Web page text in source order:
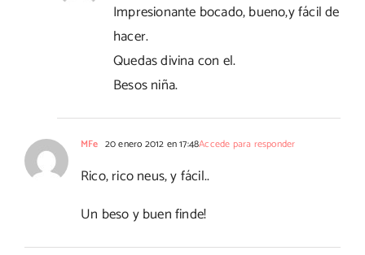
Impresionante bocado, bueno,y fácil de
hacer.
Quedas divina con el.
Besos niña.
MFe 20 enero 2012 en 17:48Accede para responder
Rico, rico neus, y fácil..
Un beso y buen finde!